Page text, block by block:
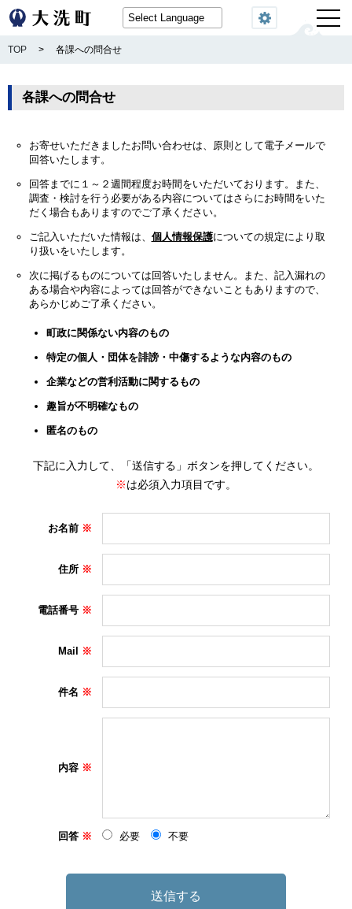
閲覧機能
TOP > 各課への問合せ
各課への問合せ
お寄せいただきましたお問い合わせは、原則として電子メールで
回答いたします。
回答までに１～２週間程度お時間をいただいております。また、
調査・検討を行う必要がある内容についてはさらにお時間をいた
だく場合もありますのでご了承ください。
ご記入いただいた情報は、 個人情報保護についての規定により取
り扱いをいたします。
次に掲げるものについては回答いたしません。また、記入漏れの
ある場合や内容によっては回答ができないこともありますので、
あらかじめご了承ください。
町政に関係ない内容のもの
特定の個人・団体を誹謗・中傷するような内容のもの
企業などの営利活動に関するもの
趣旨が不明確なもの
匿名のもの
下記に入力して、「送信する」ボタンを押してください。
※は必須入力項目です。
お名前
住所
電話番号
Mail
件名
内容
回答 必要 不要